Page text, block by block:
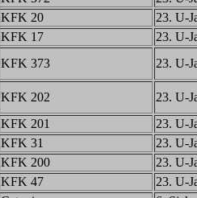
KFK 20
23. U-
KFK 17
23. U-
KFK 373 23. U-
KFK 202
23. U-
KFK 201
23. U-
KFK 31
23. U-
KFK 200
23. U-
KFK 47
23. U-